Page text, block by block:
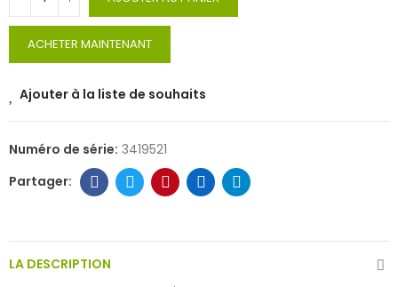
ACHETER MAINTENANT
Ajouter à la liste de souhaits
Numéro de série: 3419521
LA DESCRIPTION